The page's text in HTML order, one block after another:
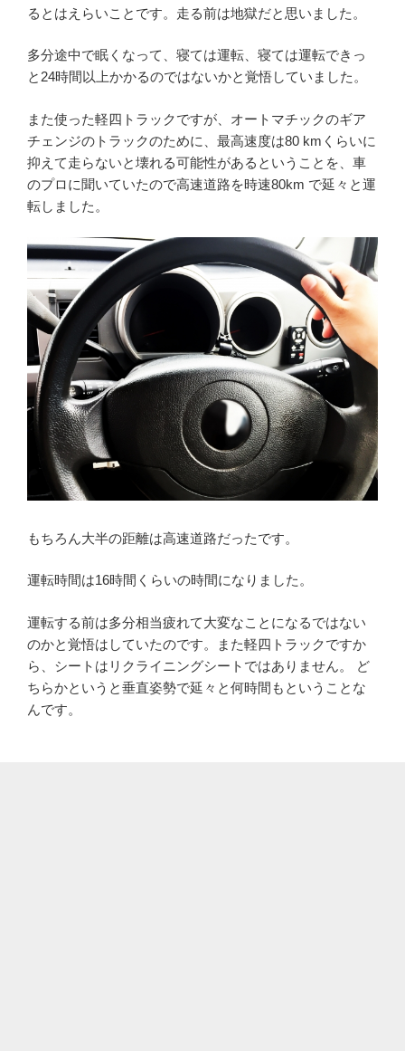
るとはえらいことです。走る前は地獄だと思いました。
多分途中で眠くなって、寝ては運転、寝ては運転できっ
と24時間以上かかるのではないかと覚悟していました。
また使った軽四トラックですが、オートマチックのギア
チェンジのトラックのために、最高速度は80 kmくらいに
抑えて走らないと壊れる可能性があるということを、車
のプロに聞いていたので高速道路を時速80km で延々と運
転しました。
もちろん大半の距離は高速道路だったです。
運転時間は16時間くらいの時間になりました。
運転する前は多分相当疲れて大変なことになるではない
のかと覚悟はしていたのです。また軽四トラックですか
ら、シートはリクライニングシートではありません。 ど
ちらかというと垂直姿勢で延々と何時間もということな
んです。